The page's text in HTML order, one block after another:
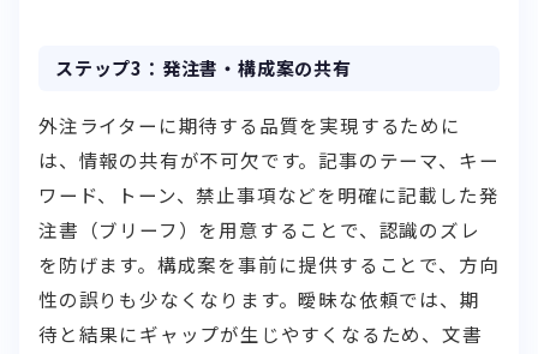
ステップ3：発注書・構成案の共有
外注ライターに期待する品質を実現するために
は、情報の共有が不可欠です。記事のテーマ、キー
ワード、トーン、禁止事項などを明確に記載した発
注書（ブリーフ）を用意することで、認識のズレ
を防げます。構成案を事前に提供することで、方向
性の誤りも少なくなります。曖昧な依頼では、期
待と結果にギャップが生じやすくなるため、文書